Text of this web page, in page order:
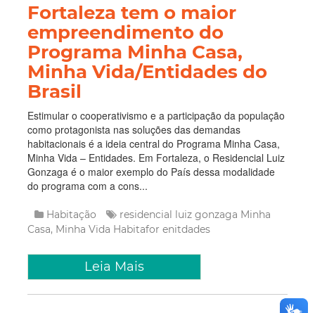
Fortaleza tem o maior
empreendimento do
Programa Minha Casa,
Minha Vida/Entidades do
Brasil
Estimular o cooperativismo e a participação da população
como protagonista nas soluções das demandas
habitacionais é a ideia central do Programa Minha Casa,
Minha Vida – Entidades. Em Fortaleza, o Residencial Luiz
Gonzaga é o maior exemplo do País dessa modalidade
do programa com a cons...
Habitação residencial luiz gonzaga Minha
Casa, Minha Vida Habitafor enitdades
Leia Mais